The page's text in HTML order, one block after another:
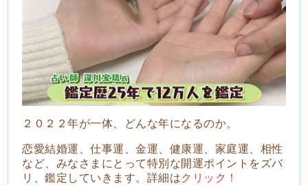
２０２２年が一体、どんな年になるのか。
恋愛結婚運、仕事運、金運、健康運、家庭運、相性
など、みなさまにとって特別な開運ポイントをズバ
リ、鑑定していきます。詳細はクリック！